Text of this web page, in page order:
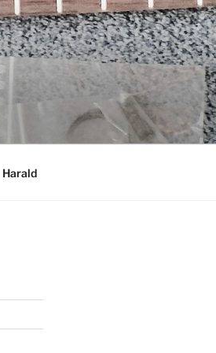
Harald